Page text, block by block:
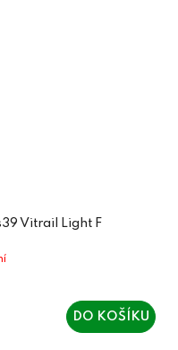
Vitrail Light F
DO KOŠÍKU